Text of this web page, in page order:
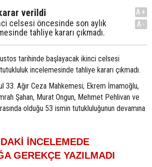
verildi
celsesi öncesinde son aylık
tahliye kararı çıkmadı.
A+
A-
tarihinde başlayacak ikinci celsesi
incelemesinde tahliye kararı çıkmadı.
33. Ağır Ceza Mahkemesi; Ekrem İmamoğlu,
Şahan, Murat Ongun, Mehmet Pehlivan ve
olduğu 53 ismin tutukluluğunun devamına
İNCELEMEDE
GEREKÇE YAZILMADI